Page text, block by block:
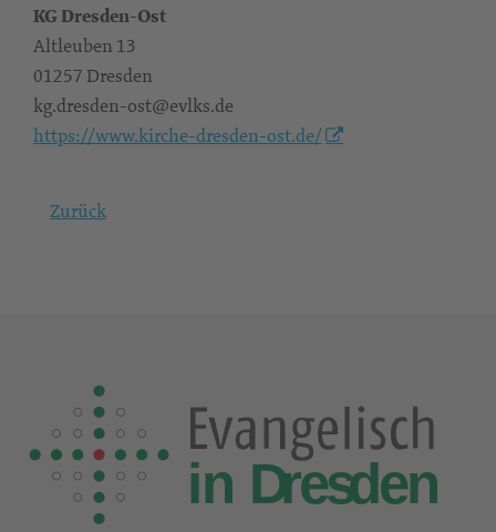
KG Dresden-Ost
Altleuben 13
01257 Dresden
kg.dresden-ost@evlks.de
https://www.kirche-dresden-ost.de/
Zurück